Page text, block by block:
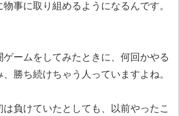
事に取り組めるようになるんです。
ームをしてみたときに、何回かやる
勝ち続けちゃう人っていますよね。
負けていたとしても、以前やったこ